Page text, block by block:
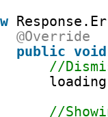
@Override
public void
//
//